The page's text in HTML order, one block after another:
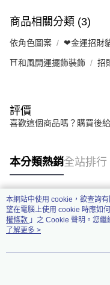
商品相關分類 (3)
依角色圖案 ❤金運招財
⛩️和風開運擺飾裝飾 招
評價
喜歡這個商品嗎？購買後
本分類熱銷全站排行
熱門標籤
本網站中使用 cookie，欲查詢
望在電腦上使用 cookie 時應如
權條款 」之 Cookie 聲明。您
用條款之 Cookie 聲明使用
了解更多 >